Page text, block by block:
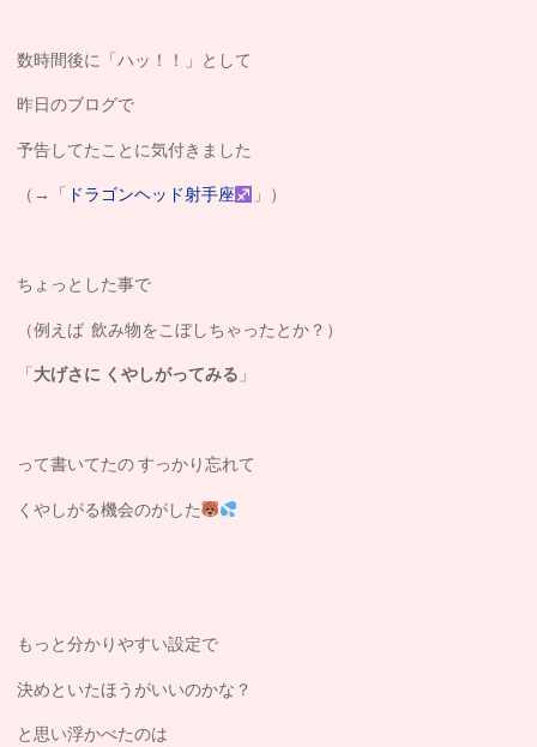
数時間後に「ハッ！！」として
昨日のブログで
予告してたことに気付きました
（→「 ドラゴンヘッド射手座 」）
ちょっとした事で
（例えば 飲み物をこぼしちゃったとか？）
「 大げさに くやしがってみる 」
って書いてたの すっかり忘れて
くやしがる機会のがした
もっと分かりやすい設定で
決めといたほうがいいのかな？
と思い浮かべたのは